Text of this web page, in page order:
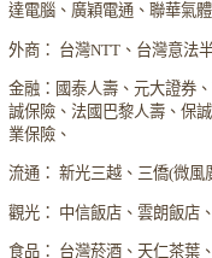
達電腦、廣穎電通、聯華氣
外商： 台灣NTT、台灣意法
金融：國泰人壽、元大證券
誠保險、法國巴黎人壽、保
業保險、
流通： 新光三越、三僑(微風
觀光： 中信飯店、雲朗飯店
食品： 台灣菸酒、天仁茶葉